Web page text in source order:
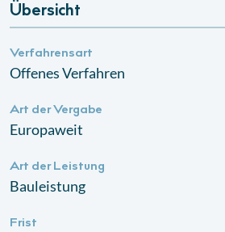
Übersicht
Verfahrensart
Offenes Verfahren
Art der Vergabe
Europaweit
Art der Leistung
Bauleistung
Frist